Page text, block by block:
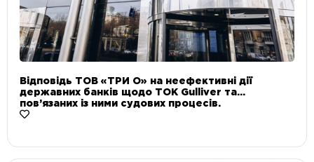
Відповідь ТОВ «ТРИ О» на неефективні дії
державних банків щодо ТОК Gulliver та
пов’язаних із ними судових процесів.